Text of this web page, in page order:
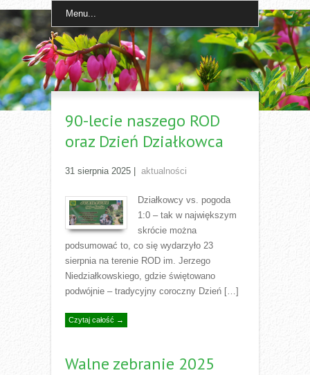
Menu...
90-lecie naszego ROD
oraz Dzień Działkowca
31 sierpnia 2025 aktualności
Działkowcy vs. pogoda
1:0 – tak w największym
skrócie można
podsumować to, co się wydarzyło 23
sierpnia na terenie ROD im. Jerzego
Niedziałkowskiego, gdzie świętowano
podwójnie – tradycyjny coroczny Dzień […]
Czytaj całość →
Walne zebranie 2025